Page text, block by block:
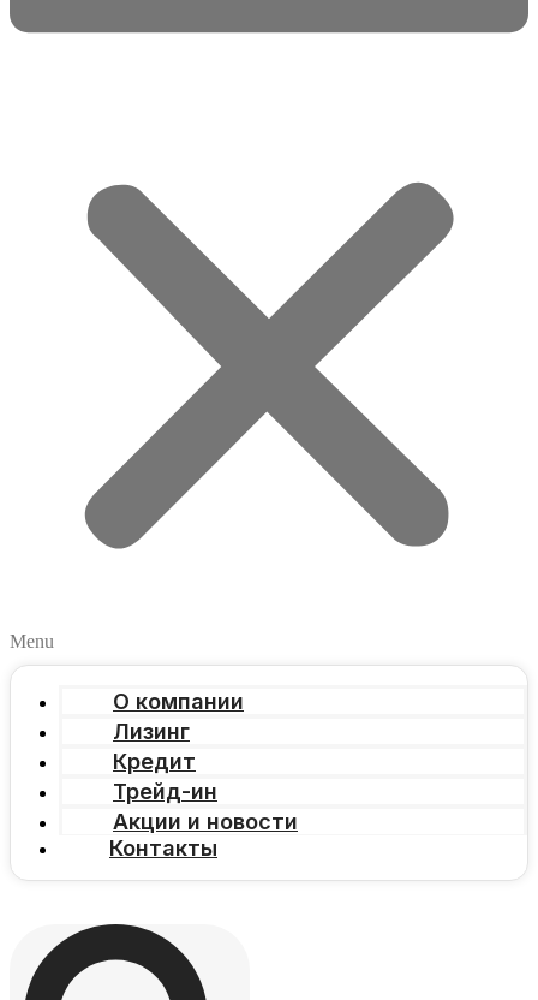
Menu
О компании
Лизинг
Кредит
Трейд-ин
Акции и новости
Контакты